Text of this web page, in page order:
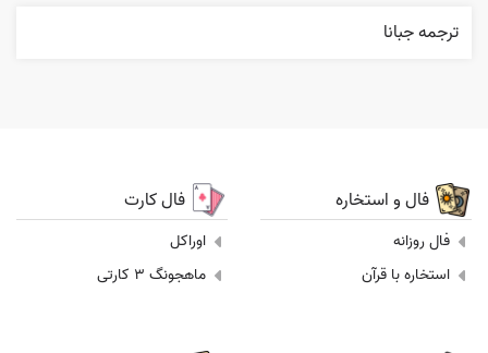
ترجمه جبانا
فال و استخاره
فال روزانه
استخاره با قرآن
فال کارت
اوراکل
ماهجونگ 3 کارتی